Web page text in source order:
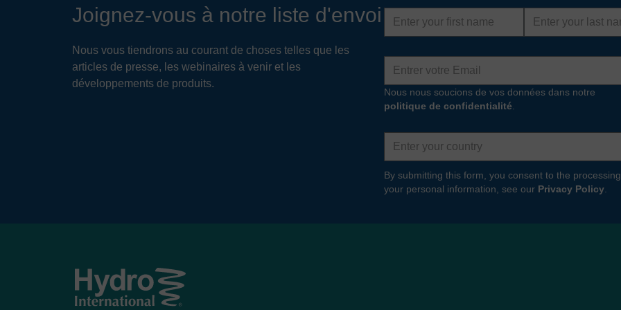
Joignez-vous à notre liste d'envoi
Nous vous tiendrons au courant de choses telles que les
articles de presse, les webinaires à venir et les
développements de produits.
First
name
Last
name
Adresse
mail
Nous nous soucions de vos données dans notre
politique de confidentialité
Country
By submitting this form, you consent to the
your personal information, see our Privacy Policy